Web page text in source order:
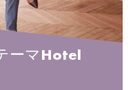
ーマHotel